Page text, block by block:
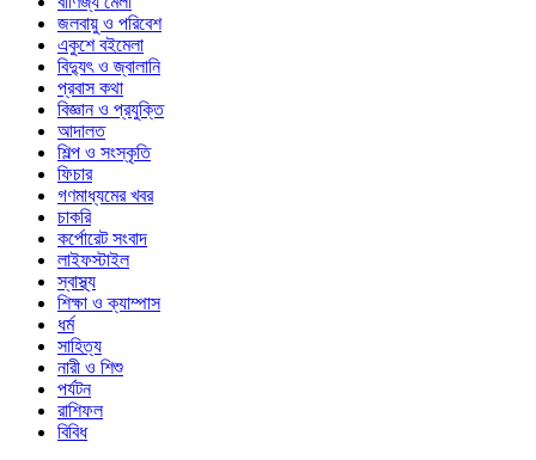
জলবায়ু ও পরিবেশ
একুশে বইমেলা
বিদ্যুৎ ও জ্বালানি
প্রবাস কথা
বিজ্ঞান ও প্রযুক্তি
আদালত
শিল্প ও সংস্কৃতি
ফিচার
গণমাধ্যমের খবর
চাকরি
কর্পোরেট সংবাদ
লাইফস্টাইল
স্বাস্থ্য
শিক্ষা ও ক্যাম্পাস
ধর্ম
সাহিত্য
নারী ও শিশু
পর্যটন
রাশিফল
বিবিধ